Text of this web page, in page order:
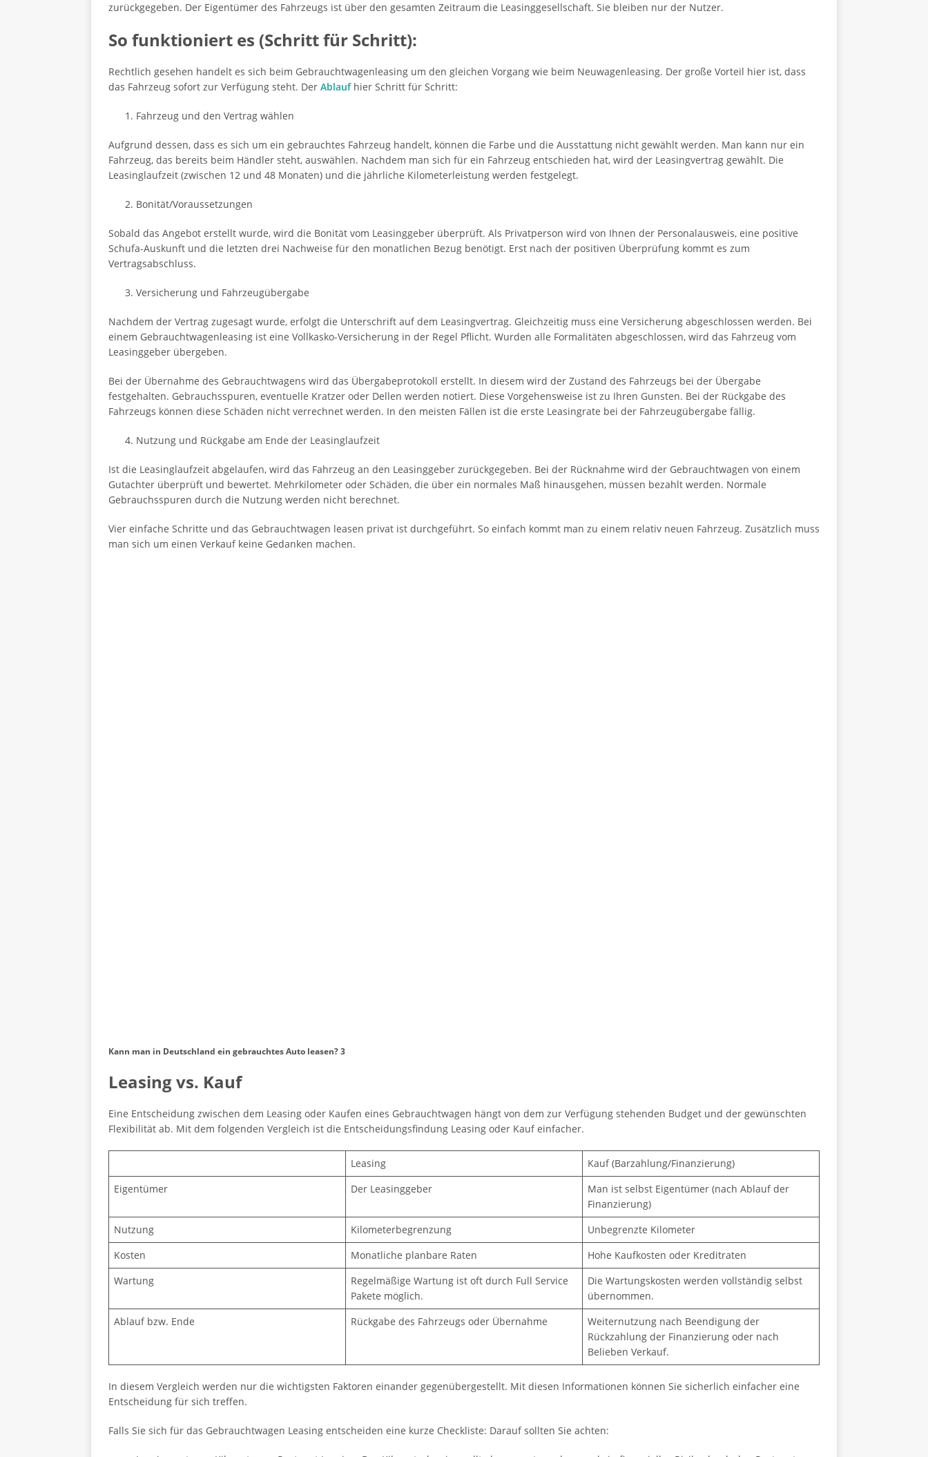
zurückgegeben. Der Eigentümer des Fahrzeugs ist über den gesamten Zeitraum die Leasinggesellschaft. Sie bleiben nur der Nutzer.
So funktioniert es (Schritt für Schritt):
Rechtlich gesehen handelt es sich beim Gebrauchtwagenleasing um den gleichen Vorgang wie beim Neuwagenleasing. Der große Vorteil hier ist, dass
das Fahrzeug sofort zur Verfügung steht. Der Ablaufhier Schritt für Schritt:
Fahrzeug und den Vertrag wählen
Aufgrund dessen, dass es sich um ein gebrauchtes Fahrzeug handelt, können die Farbe und die Ausstattung nicht gewählt werden. Man kann nur ein
Fahrzeug, das bereits beim Händler steht, auswählen. Nachdem man sich für ein Fahrzeug entschieden hat, wird der Leasingvertrag gewählt. Die
Leasinglaufzeit (zwischen 12 und 48 Monaten) und die jährliche Kilometerleistung werden festgelegt.
Bonität/Voraussetzungen
Sobald das Angebot erstellt wurde, wird die Bonität vom Leasinggeber überprüft. Als Privatperson wird von Ihnen der Personalausweis, eine positive
Schufa-Auskunft und die letzten drei Nachweise für den monatlichen Bezug benötigt. Erst nach der positiven Überprüfung kommt es zum
Vertragsabschluss.
Versicherung und Fahrzeugübergabe
Nachdem der Vertrag zugesagt wurde, erfolgt die Unterschrift auf dem Leasingvertrag. Gleichzeitig muss eine Versicherung abgeschlossen werden. Bei
einem Gebrauchtwagenleasing ist eine Vollkasko-Versicherung in der Regel Pflicht. Wurden alle Formalitäten abgeschlossen, wird das Fahrzeug vom
Leasinggeber übergeben.
Bei der Übernahme des Gebrauchtwagens wird das Übergabeprotokoll erstellt. In diesem wird der Zustand des Fahrzeugs bei der Übergabe
festgehalten. Gebrauchsspuren, eventuelle Kratzer oder Dellen werden notiert. Diese Vorgehensweise ist zu Ihren Gunsten. Bei der Rückgabe des
Fahrzeugs können diese Schäden nicht verrechnet werden. In den meisten Fällen ist die erste Leasingrate bei der Fahrzeugübergabe fällig.
Nutzung und Rückgabe am Ende der Leasinglaufzeit
Ist die Leasinglaufzeit abgelaufen, wird das Fahrzeug an den Leasinggeber zurückgegeben. Bei der Rücknahme wird der Gebrauchtwagen von einem
Gutachter überprüft und bewertet. Mehrkilometer oder Schäden, die über ein normales Maß hinausgehen, müssen bezahlt werden. Normale
Gebrauchsspuren durch die Nutzung werden nicht berechnet.
Vier einfache Schritte und das Gebrauchtwagen leasen privat ist durchgeführt. So einfach kommt man zu einem relativ neuen Fahrzeug. Zusätzlich muss
man sich um einen Verkauf keine Gedanken machen.
Kann man in Deutschland ein gebrauchtes Auto leasen? 3
Leasing vs. Kauf
Eine Entscheidung zwischen dem Leasing oder Kaufen eines Gebrauchtwagen hängt von dem zur Verfügung stehenden Budget und der gewünschten
Flexibilität ab. Mit dem folgenden Vergleich ist die Entscheidungsfindung Leasing oder Kauf einfacher.
Leasing
Kauf (Barzahlung/Finanzierung)
Eigentümer
Der Leasinggeber
Man ist selbst Eigentümer (nach Ablauf der
Finanzierung)
Nutzung
Kilometerbegrenzung
Unbegrenzte Kilometer
Kosten
Monatliche planbare Raten
Hohe Kaufkosten oder Kreditraten
Wartung
Regelmäßige Wartung ist oft durch Full Service
Pakete möglich.
Die Wartungskosten werden vollständig selbst
übernommen.
Ablauf bzw. Ende
Rückgabe des Fahrzeugs oder Übernahme
Weiternutzung nach Beendigung der
Rückzahlung der Finanzierung oder nach
Belieben Verkauf.
In diesem Vergleich werden nur die wichtigsten Faktoren einander gegenübergestellt. Mit diesen Informationen können Sie sicherlich einfacher eine
Entscheidung für sich treffen.
Falls Sie sich für das Gebrauchtwagen Leasing entscheiden eine kurze Checkliste: Darauf sollten Sie achten: